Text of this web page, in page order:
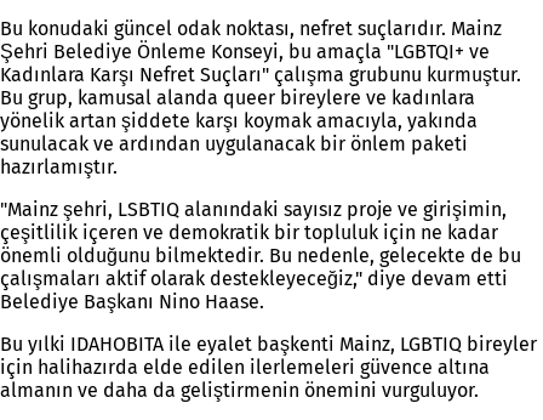
Bu konudaki güncel odak noktası, nefret suçlarıdır. Mainz
Şehri Belediye Önleme Konseyi, bu amaçla "LGBTQI+ ve
Kadınlara Karşı Nefret Suçları" çalışma grubunu kurmuştur.
Bu grup, kamusal alanda queer bireylere ve kadınlara
yönelik artan şiddete karşı koymak amacıyla, yakında
sunulacak ve ardından uygulanacak bir önlem paketi
hazırlamıştır.
"Mainz şehri, LSBTIQ alanındaki sayısız proje ve girişimin,
çeşitlilik içeren ve demokratik bir topluluk için ne kadar
önemli olduğunu bilmektedir. Bu nedenle, gelecekte de bu
çalışmaları aktif olarak destekleyeceğiz," diye devam etti
Belediye Başkanı Nino Haase.
Bu yılki IDAHOBITA ile eyalet başkenti Mainz, LGBTIQ bireyler
için halihazırda elde edilen ilerlemeleri güvence altına
almanın ve daha da geliştirmenin önemini vurguluyor.